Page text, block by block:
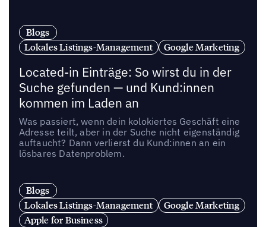
Blogs
Lokales Listings-Management
Google Marketing
Located-in Einträge: So wirst du in der
Suche gefunden — und Kund:innen
kommen im Laden an
Was passiert, wenn dein kolokiertes Geschäft eine
Adresse teilt, aber in der Suche nicht eigenständig
auftaucht? Dann verlierst du Kund:innen an ein
lösbares Datenproblem.
Blogs
Lokales Listings-Management
Google Marketing
Apple for Business